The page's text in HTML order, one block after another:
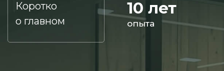
Коротко
о главном
10 лет
опыта